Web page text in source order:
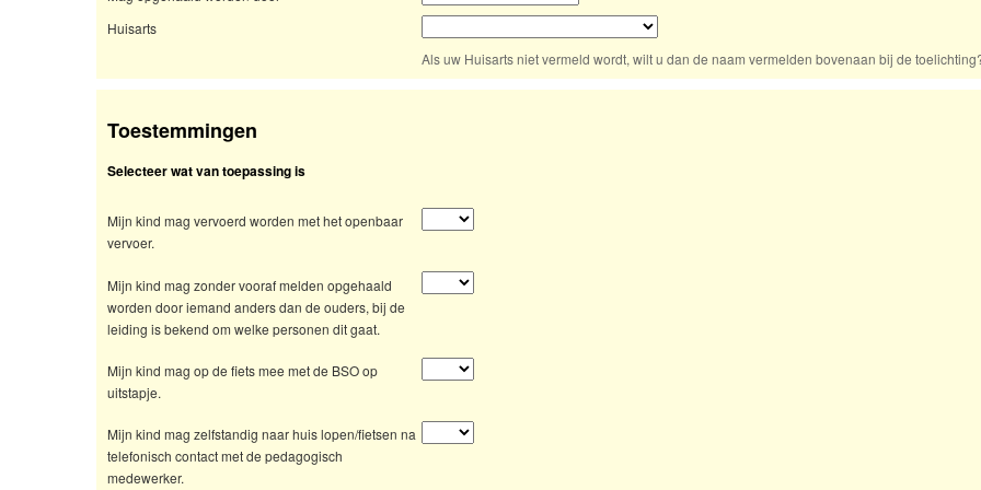
Huisarts
Als uw Huisarts niet vermeld wordt, wilt u dan de naam vermelden bovenaan bij de
Toestemmingen
Selecteer wat van toepassing is
Mijn kind mag vervoerd worden met het openbaar
vervoer.
Mijn kind mag zonder vooraf melden opgehaald
worden door iemand anders dan de ouders, bij de
leiding is bekend om welke personen dit gaat.
Mijn kind mag op de fiets mee met de BSO op
uitstapje.
Mijn kind mag zelfstandig naar huis lopen/fietsen na
telefonisch contact met de pedagogisch
medewerker.